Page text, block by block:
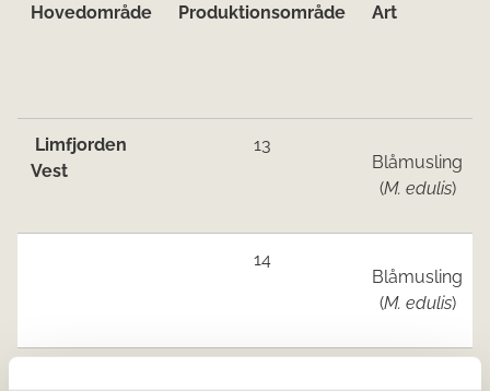
Hovedområde Produktionsområde Art
Limfjorden
Vest
13
Blåmusling
(M. edulis)
14
Blåmusling
(M. edulis)